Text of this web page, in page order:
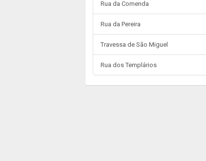
Rua da Comenda
Rua da Pereira
Travessa de São Miguel
Rua dos Templários